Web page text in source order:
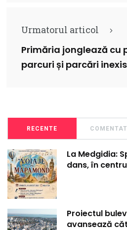
Urmatorul articol
Primăria jonglează cu
parcuri și parcări
RECENTE
La Medgidia:
dans, în
Proiectul
avansează